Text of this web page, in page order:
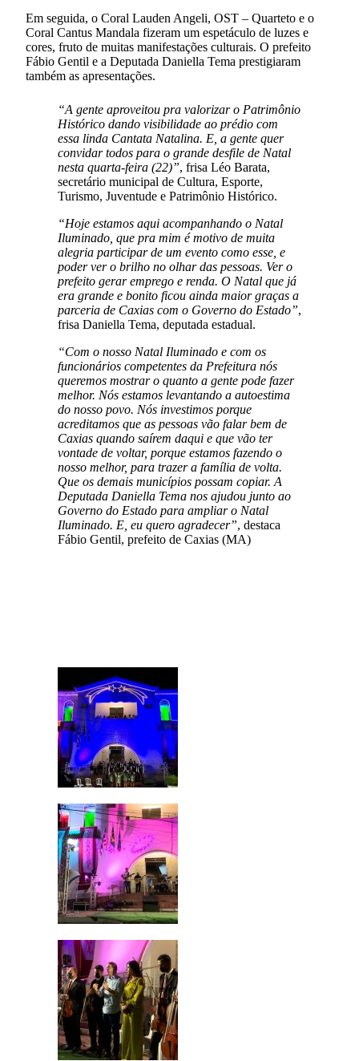
Em seguida, o Coral Lauden Angeli, OST – Quarteto e o
Coral Cantus Mandala fizeram um espetáculo de luzes e
cores, fruto de muitas manifestações culturais. O prefeito
Fábio Gentil e a Deputada Daniella Tema prestigiaram
também as apresentações.
“A gente aproveitou pra valorizar o Patrimônio
Histórico dando visibilidade ao prédio com
essa linda Cantata Natalina. E, a gente quer
convidar todos para o grande desfile de Natal
nesta quarta-feira (22)”, frisa Léo Barata,
secretário municipal de Cultura, Esporte,
Turismo, Juventude e Patrimônio Histórico.
“Hoje estamos aqui acompanhando o Natal
Iluminado, que pra mim é motivo de muita
alegria participar de um evento como esse, e
poder ver o brilho no olhar das pessoas. Ver o
prefeito gerar emprego e renda. O Natal que já
era grande e bonito ficou ainda maior graças a
parceria de Caxias com o Governo do Estado”,
frisa Daniella Tema, deputada estadual.
“Com o nosso Natal Iluminado e com os
funcionários competentes da Prefeitura nós
queremos mostrar o quanto a gente pode fazer
melhor. Nós estamos levantando a autoestima
do nosso povo. Nós investimos porque
acreditamos que as pessoas vão falar bem de
Caxias quando saírem daqui e que vão ter
vontade de voltar, porque estamos fazendo o
nosso melhor, para trazer a família de volta.
Que os demais municípios possam copiar. A
Deputada Daniella Tema nos ajudou junto ao
Governo do Estado para ampliar o Natal
Iluminado. E, eu quero agradecer”, destaca
Fábio Gentil, prefeito de Caxias (MA)